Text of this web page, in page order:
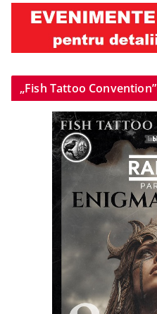
„Fish Tattoo Convention”